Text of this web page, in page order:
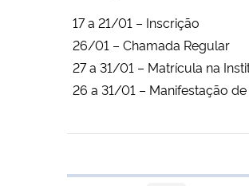
17 a 21/01 – Inscrição
26/01 – Chamada Regular
27 a 31/01 – Matrícula na
26 a 31/01 – Manifestação